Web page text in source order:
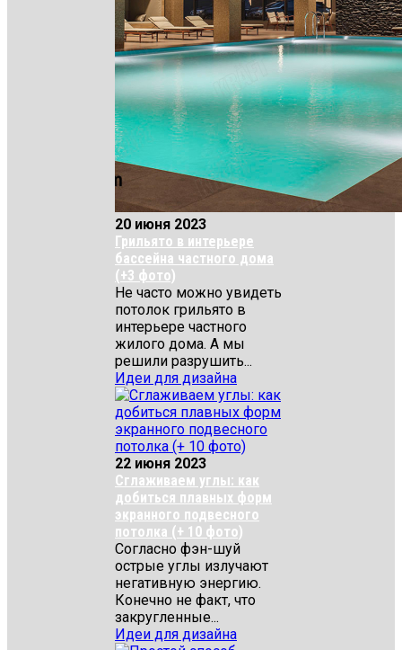
20 июня 2023
Грильято в интерьере
бассейна частного дома
(+3 фото)
Не часто можно увидеть
потолок грильято в
интерьере частного
жилого дома. А мы
решили разрушить...
Идеи для дизайна
22 июня 2023
Сглаживаем углы: как
добиться плавных форм
экранного подвесного
потолка (+ 10 фото)
Согласно фэн-шуй
острые углы излучают
негативную энергию.
Конечно не факт, что
закругленные...
Идеи для дизайна